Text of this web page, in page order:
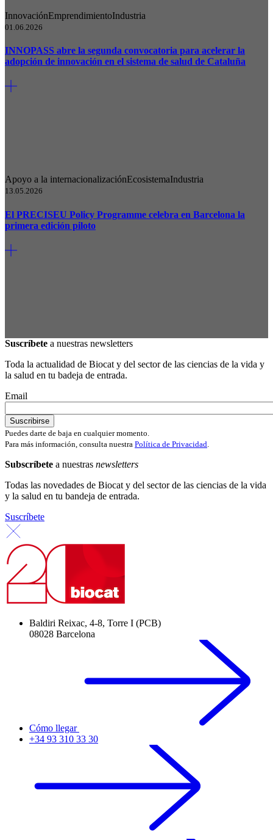
InnovaciónEmprendimientoIndustria
01.06.2026
INNOPASS abre la segunda convocatoria para acelerar la
adopción de innovación en el sistema de salud de Cataluña
Apoyo a la internacionalizaciónEcosistemaIndustria
13.05.2026
El PRECISEU Policy Programme celebra en Barcelona la
primera edición piloto
Suscríbete a nuestras newsletters
Toda la actualidad de Biocat y del sector de las ciencias de la vida y
la salud en tu badeja de entrada.
Email
Puedes darte de baja en cualquier momento.
Para más información, consulta nuestra Política de Privacidad
Subscríbete a nuestras newsletters
Todas las novedades de Biocat y del sector de las ciencias de la vida
y la salud en tu bandeja de entrada.
Suscríbete
Baldiri Reixac, 4-8, Torre I (PCB)
08028 Barcelona
Cómo llegar
+34 93 310 33 30